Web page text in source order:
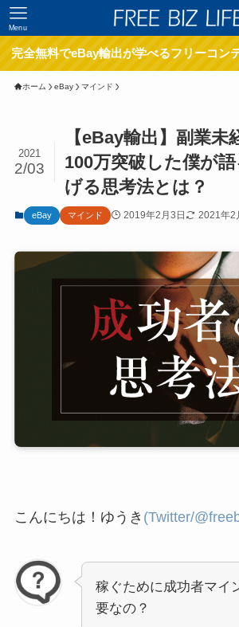
Menu
完全無料でeBay輸出が学べるフリーコン
ホーム eBay マインド
【eBay輸出】副業未
100万突破した僕が
げる思考法とは？
2021
2/03
eBay マインド 2019年2月3日 2021年2
こんにちは！ゆうき (Twitter/
稼ぐために成功者マイ
要なの？